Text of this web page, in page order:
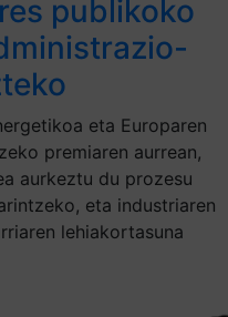
publikoko
eta Europaren
premiaren aurrean,
aurkeztu du prozesu
eta industriaren
lehiakortasuna